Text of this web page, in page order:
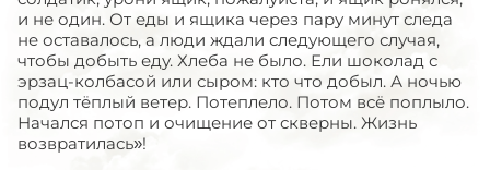
и не один. От еды и ящика через пару минут следа
не оставалось, а люди ждали следующего случая,
чтобы добыть еду. Хлеба не было. Ели шоколад с
эрзац-колбасой или сыром: кто что добыл. А ночью
подул тёплый ветер. Потеплело. Потом всё поплыло.
Начался потоп и очищение от скверны. Жизнь
возвратилась»!